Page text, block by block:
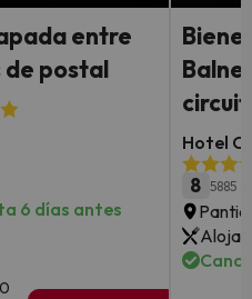
entre
de postal
6 días antes
Hotel
8 5885